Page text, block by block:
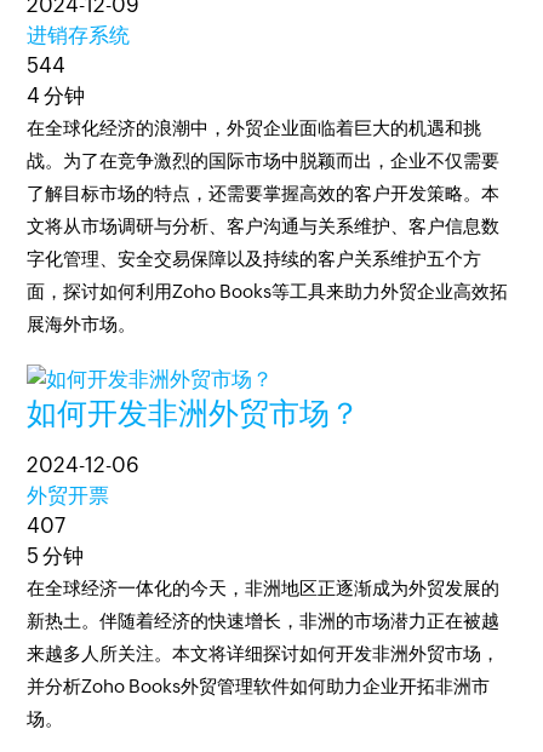
2024-12-09
进销存系统
544
4 分钟
在全球化经济的浪潮中，外贸企业面临着巨大的机遇和挑
战。为了在竞争激烈的国际市场中脱颖而出，企业不仅需要
了解目标市场的特点，还需要掌握高效的客户开发策略。本
文将从市场调研与分析、客户沟通与关系维护、客户信息数
字化管理、安全交易保障以及持续的客户关系维护五个方
面，探讨如何利用Zoho Books等工具来助力外贸企业高效拓
展海外市场。
如何开发非洲外贸市场？
2024-12-06
外贸开票
407
5 分钟
在全球经济一体化的今天，非洲地区正逐渐成为外贸发展的
新热土。伴随着经济的快速增长，非洲的市场潜力正在被越
来越多人所关注。本文将详细探讨如何开发非洲外贸市场，
并分析Zoho Books外贸管理软件如何助力企业开拓非洲市
场。